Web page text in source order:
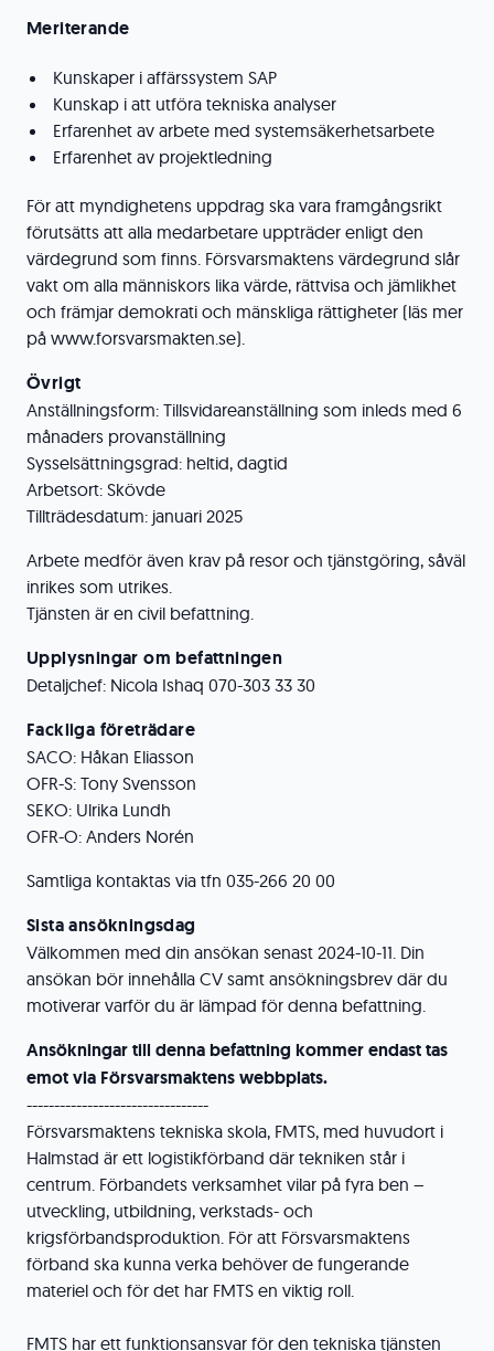
Meriterande
Kunskaper i affärssystem SAP
Kunskap i att utföra tekniska analyser
Erfarenhet av arbete med systemsäkerhetsarbete
Erfarenhet av projektledning
För att myndighetens uppdrag ska vara framgångsrikt
förutsätts att alla medarbetare uppträder enligt den
värdegrund som finns. Försvarsmaktens värdegrund slår
vakt om alla människors lika värde, rättvisa och jämlikhet
och främjar demokrati och mänskliga rättigheter (läs mer
på www.forsvarsmakten.se).
Övrigt
Anställningsform: Tillsvidareanställning som inleds med 6
månaders provanställning
Sysselsättningsgrad: heltid, dagtid
Arbetsort: Skövde
Tillträdesdatum: januari 2025
Arbete medför även krav på resor och tjänstgöring, såväl
inrikes som utrikes.
Tjänsten är en civil befattning.
Upplysningar om befattningen
Detaljchef: Nicola Ishaq 070-303 33 30
Fackliga företrädare
SACO: Håkan Eliasson
OFR-S: Tony Svensson
SEKO: Ulrika Lundh
OFR-O: Anders Norén
Samtliga kontaktas via tfn 035-266 20 00
Sista ansökningsdag
Välkommen med din ansökan senast 2024-10-11. Din
ansökan bör innehålla CV samt ansökningsbrev där du
motiverar varför du är lämpad för denna befattning.
Ansökningar till denna befattning kommer endast tas
emot via Försvarsmaktens webbplats.
---------------------------------
Försvarsmaktens tekniska skola, FMTS, med huvudort i
Halmstad är ett logistikförband där tekniken står i
centrum. Förbandets verksamhet vilar på fyra ben –
utveckling, utbildning, verkstads- och
krigsförbandsproduktion. För att Försvarsmaktens
förband ska kunna verka behöver de fungerande
materiel och för det har FMTS en viktig roll.
FMTS har ett funktionsansvar för den tekniska tjänsten